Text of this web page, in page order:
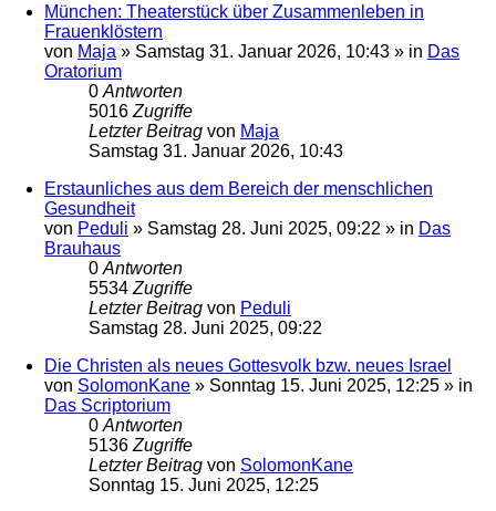
München: Theaterstück über Zusammenleben in
Frauenklöstern
von Maja » Samstag 31. Januar 2026, 10:43 » in Das
Oratorium
0 Antworten
5016 Zugriffe
Letzter Beitrag von Maja
Samstag 31. Januar 2026, 10:43
Erstaunliches aus dem Bereich der menschlichen
Gesundheit
von Peduli » Samstag 28. Juni 2025, 09:22 » in Das
Brauhaus
0 Antworten
5534 Zugriffe
Letzter Beitrag von Peduli
Samstag 28. Juni 2025, 09:22
Die Christen als neues Gottesvolk bzw. neues Israel
von SolomonKane » Sonntag 15. Juni 2025, 12:25 » in
Das Scriptorium
0 Antworten
5136 Zugriffe
Letzter Beitrag von SolomonKane
Sonntag 15. Juni 2025, 12:25